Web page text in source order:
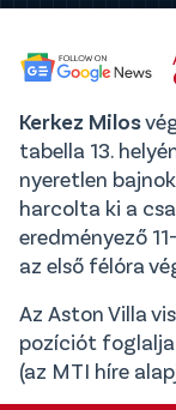
Kerkez Milos
tabella 13.
nyeretlen
harcolta ki a
eredményező
az első félóra
Az Aston Villa
pozíciót foglalja
(az MTI híre